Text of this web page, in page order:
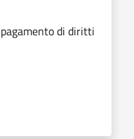
di diritti